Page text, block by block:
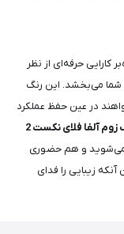
کارایی حرفه‌ای از نظر
شما می‌بخشد. این رنگ
در عین حفظ عملکرد
نایک زوم آلفا فلای نکست 2
می‌شوید و هم حضوری
زیبایی را فدای